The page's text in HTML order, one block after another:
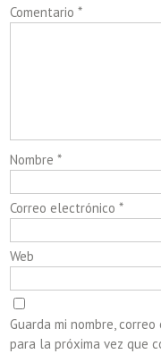
Comentario*
Nombre*
Correo electrónico*
Web
Guarda mi nombre,
para la próxima vez que